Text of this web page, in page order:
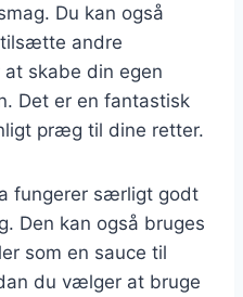
Du kan også
andre
skabe din egen
Det er en fantastisk
præg til dine retter.
fungerer særligt godt
Den kan også bruges
som en sauce til
du vælger at bruge